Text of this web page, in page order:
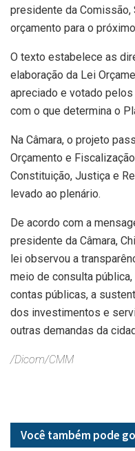
presidente da Comissão,
orçamento para o
O texto estabelece as
elaboração da Lei
apreciado e votado
com o que determina o
Na Câmara, o projeto
Orçamento e
Constituição, Justiça e
levado ao plenário.
De acordo com a
presidente da Câmara,
lei observou a
meio de consulta
contas públicas, a
dos investimentos e
outras demandas da
/Dicom/CMM
Você também pode